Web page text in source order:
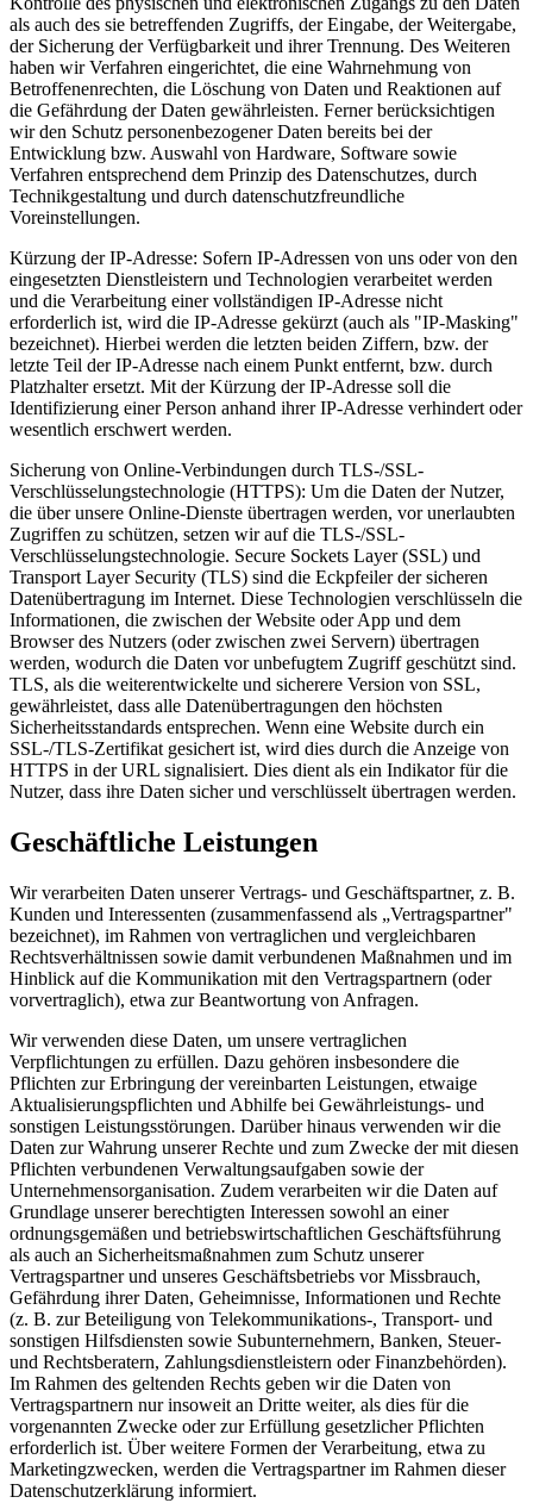
als auch des sie betreffenden Zugriffs, der Eingabe, der Weitergabe,
der Sicherung der Verfügbarkeit und ihrer Trennung. Des Weiteren
haben wir Verfahren eingerichtet, die eine Wahrnehmung von
Betroffenenrechten, die Löschung von Daten und Reaktionen auf
die Gefährdung der Daten gewährleisten. Ferner berücksichtigen
wir den Schutz personenbezogener Daten bereits bei der
Entwicklung bzw. Auswahl von Hardware, Software sowie
Verfahren entsprechend dem Prinzip des Datenschutzes, durch
Technikgestaltung und durch datenschutzfreundliche
Voreinstellungen.
Kürzung der IP-Adresse: Sofern IP-Adressen von uns oder von den
eingesetzten Dienstleistern und Technologien verarbeitet werden
und die Verarbeitung einer vollständigen IP-Adresse nicht
erforderlich ist, wird die IP-Adresse gekürzt (auch als "IP-Masking"
bezeichnet). Hierbei werden die letzten beiden Ziffern, bzw. der
letzte Teil der IP-Adresse nach einem Punkt entfernt, bzw. durch
Platzhalter ersetzt. Mit der Kürzung der IP-Adresse soll die
Identifizierung einer Person anhand ihrer IP-Adresse verhindert oder
wesentlich erschwert werden.
Sicherung von Online-Verbindungen durch TLS-/SSL-
Verschlüsselungstechnologie (HTTPS): Um die Daten der Nutzer,
die über unsere Online-Dienste übertragen werden, vor unerlaubten
Zugriffen zu schützen, setzen wir auf die TLS-/SSL-
Verschlüsselungstechnologie. Secure Sockets Layer (SSL) und
Transport Layer Security (TLS) sind die Eckpfeiler der sicheren
Datenübertragung im Internet. Diese Technologien verschlüsseln die
Informationen, die zwischen der Website oder App und dem
Browser des Nutzers (oder zwischen zwei Servern) übertragen
werden, wodurch die Daten vor unbefugtem Zugriff geschützt sind.
TLS, als die weiterentwickelte und sicherere Version von SSL,
gewährleistet, dass alle Datenübertragungen den höchsten
Sicherheitsstandards entsprechen. Wenn eine Website durch ein
SSL-/TLS-Zertifikat gesichert ist, wird dies durch die Anzeige von
HTTPS in der URL signalisiert. Dies dient als ein Indikator für die
Nutzer, dass ihre Daten sicher und verschlüsselt übertragen werden.
Geschäftliche Leistungen
Wir verarbeiten Daten unserer Vertrags- und Geschäftspartner, z. B.
Kunden und Interessenten (zusammenfassend als „Vertragspartner"
bezeichnet), im Rahmen von vertraglichen und vergleichbaren
Rechtsverhältnissen sowie damit verbundenen Maßnahmen und im
Hinblick auf die Kommunikation mit den Vertragspartnern (oder
vorvertraglich), etwa zur Beantwortung von Anfragen.
Wir verwenden diese Daten, um unsere vertraglichen
Verpflichtungen zu erfüllen. Dazu gehören insbesondere die
Pflichten zur Erbringung der vereinbarten Leistungen, etwaige
Aktualisierungspflichten und Abhilfe bei Gewährleistungs- und
sonstigen Leistungsstörungen. Darüber hinaus verwenden wir die
Daten zur Wahrung unserer Rechte und zum Zwecke der mit diesen
Pflichten verbundenen Verwaltungsaufgaben sowie der
Unternehmensorganisation. Zudem verarbeiten wir die Daten auf
Grundlage unserer berechtigten Interessen sowohl an einer
ordnungsgemäßen und betriebswirtschaftlichen Geschäftsführung
als auch an Sicherheitsmaßnahmen zum Schutz unserer
Vertragspartner und unseres Geschäftsbetriebs vor Missbrauch,
Gefährdung ihrer Daten, Geheimnisse, Informationen und Rechte
(z. B. zur Beteiligung von Telekommunikations-, Transport- und
sonstigen Hilfsdiensten sowie Subunternehmern, Banken, Steuer-
und Rechtsberatern, Zahlungsdienstleistern oder Finanzbehörden).
Im Rahmen des geltenden Rechts geben wir die Daten von
Vertragspartnern nur insoweit an Dritte weiter, als dies für die
vorgenannten Zwecke oder zur Erfüllung gesetzlicher Pflichten
erforderlich ist. Über weitere Formen der Verarbeitung, etwa zu
Marketingzwecken, werden die Vertragspartner im Rahmen dieser
Datenschutzerklärung informiert.